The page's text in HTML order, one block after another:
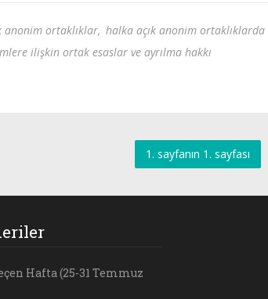
anonim ortaklıklar, halka açık anonim
ilişkin ortak esaslar ve ayrılma hakkı
1. sayfanın 1. sayfası
Hafta (25-31 Temmuz